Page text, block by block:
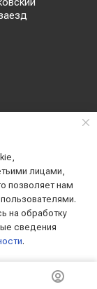
лицами,
позволяет нам
на обработку
сведения
.